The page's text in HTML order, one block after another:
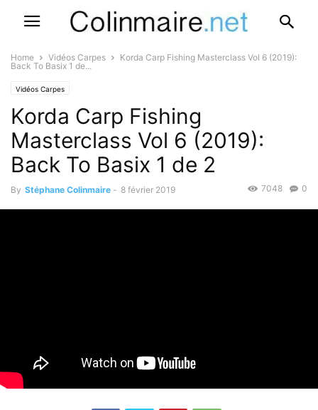
Home Vidéos Carpes
Korda Carp Fishing Masterclass Vol 6 (2019):
Back To Basix 1 de...
Vidéos Carpes
Korda Carp Fishing
Masterclass Vol 6 (2019):
Back To Basix 1 de 2
By Stéphane Colinmaire - 8 février 2019 0
7048